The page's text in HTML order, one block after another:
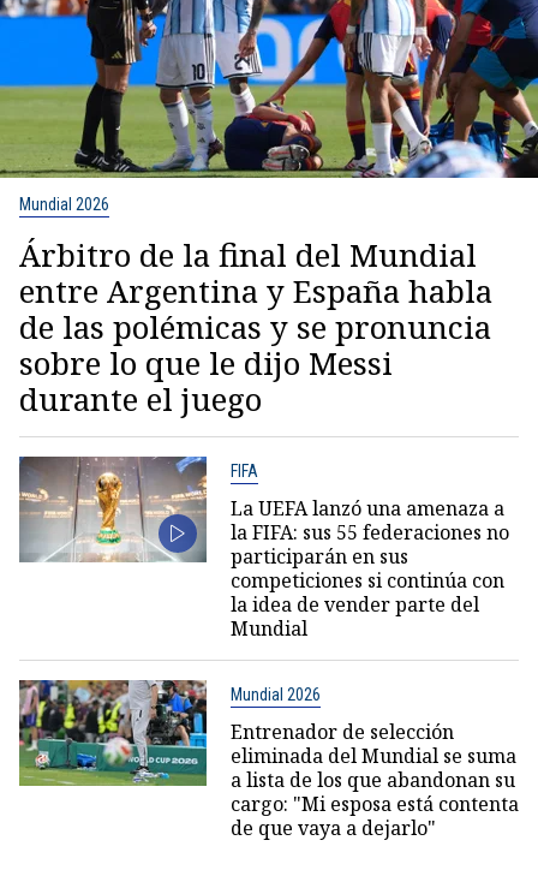
Mundial 2026
Árbitro de la final del Mundial
entre Argentina y España habla
de las polémicas y se pronuncia
sobre lo que le dijo Messi
durante el juego
FIFA
La UEFA lanzó una amenaza a
la FIFA: sus 55 federaciones no
participarán en sus
competiciones si continúa con
la idea de vender parte del
Mundial
Mundial 2026
Entrenador de selección
eliminada del Mundial se suma
a lista de los que abandonan su
cargo: "Mi esposa está contenta
de que vaya a dejarlo"